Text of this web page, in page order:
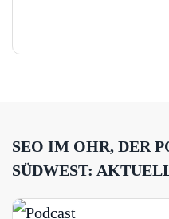
SEO IM OHR, DER
SÜDWEST: